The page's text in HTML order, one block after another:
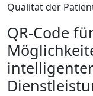
Qualität der
QR-Code